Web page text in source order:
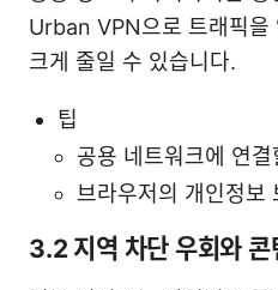
Urban VPN으로 트래픽을
크게 줄일 수 있습니다.
팁
공용 네트워크에 연
브라우저의 개인정보
3.2 지역 차단 우회와 콘